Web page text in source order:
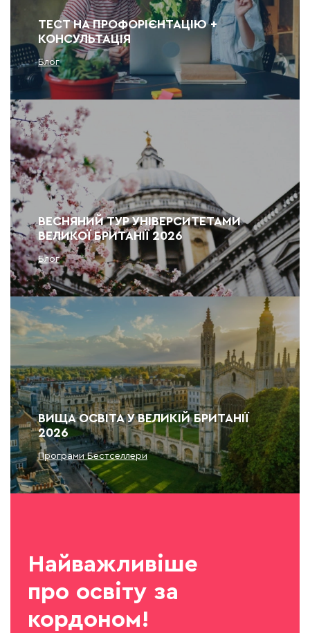
ТЕСТ НА ПРОФОРІЄНТАЦІЮ +
КОНСУЛЬТАЦІЯ
Блог
ВЕСНЯНИЙ ТУР УНІВЕРСИТЕТАМИ
ВЕЛИКОЇ БРИТАНІЇ 2026
Блог
ВИЩА ОСВІТА У ВЕЛИКІЙ БРИТАНІЇ
2026
Програми Бестселлери
Найважливіше
про освіту за
кордоном!